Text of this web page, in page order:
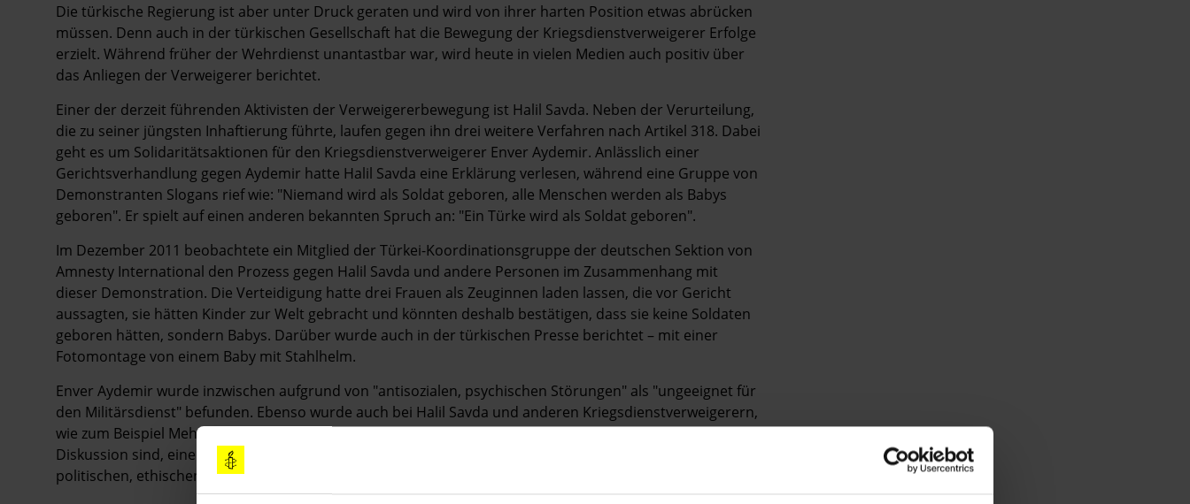
Die türkische Regierung ist aber unter Druck geraten und wird von ihrer harten Position etwas abrücken
müssen. Denn auch in der türkischen Gesellschaft hat die Bewegung der Kriegsdienstverweigerer Erfolge
erzielt. Während früher der Wehrdienst unantastbar war, wird heute in vielen Medien auch positiv über
das Anliegen der Verweigerer berichtet.
Einer der derzeit führenden Aktivisten der Verweigererbewegung ist Halil Savda. Neben der Verurteilung,
die zu seiner jüngsten Inhaftierung führte, laufen gegen ihn drei weitere Verfahren nach Artikel 318. Dabei
geht es um Solidaritätsaktionen für den Kriegsdienstverweigerer Enver Aydemir. Anlässlich einer
Gerichtsverhandlung gegen Aydemir hatte Halil Savda eine Erklärung verlesen, während eine Gruppe von
Demonstranten Slogans rief wie: "Niemand wird als Soldat geboren, alle Menschen werden als Babys
geboren". Er spielt auf einen anderen bekannten Spruch an: "Ein Türke wird als Soldat geboren".
Im Dezember 2011 beobachtete ein Mitglied der Türkei-Koordinationsgruppe der deutschen Sektion von
Amnesty International den Prozess gegen Halil Savda und andere Personen im Zusammenhang mit
dieser Demonstration. Die Verteidigung hatte drei Frauen als Zeuginnen laden lassen, die vor Gericht
aussagten, sie hätten Kinder zur Welt gebracht und könnten deshalb bestätigen, dass sie keine Soldaten
geboren hätten, sondern Babys. Darüber wurde auch in der türkischen Presse berichtet – mit einer
Fotomontage von einem Baby mit Stahlhelm.
Enver Aydemir wurde inzwischen aufgrund von "antisozialen, psychischen Störungen" als "ungeeignet für
den Militärsdienst" befunden. Ebenso wurde auch bei Halil Savda und anderen Kriegsdienstverweigerern,
wie zum Beispiel Mehmet Bal und Inan Süver, verfahren. Damit wird in Fällen, die in der öffentlichen
Diskussion sind, eine eigentlich notwendige gesetzliche Regelung umgangen. Gleichzeitig werden die
politischen, ethischen oder religiösen Motive der Kriegsdienstverweigerer ignoriert.